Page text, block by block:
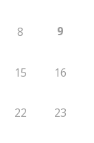
8 9
15 16
22 23